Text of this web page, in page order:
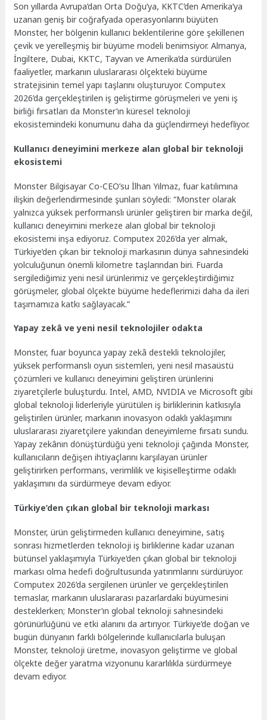
Son yıllarda Avrupa’dan Orta Doğu’ya, KKTC’den Amerika’ya
uzanan geniş bir coğrafyada operasyonlarını büyüten
Monster, her bölgenin kullanıcı beklentilerine göre şekillenen
çevik ve yerelleşmiş bir büyüme modeli benimsiyor. Almanya,
İngiltere, Dubai, KKTC, Tayvan ve Amerika’da sürdürülen
faaliyetler, markanın uluslararası ölçekteki büyüme
stratejisinin temel yapı taşlarını oluşturuyor. Computex
2026’da gerçekleştirilen iş geliştirme görüşmeleri ve yeni iş
birliği fırsatları da Monster’ın küresel teknoloji
ekosistemindeki konumunu daha da güçlendirmeyi hedefliyor.
Kullanıcı deneyimini merkeze alan global bir teknoloji
ekosistemi
Monster Bilgisayar Co-CEO’su İlhan Yılmaz, fuar katılımına
ilişkin değerlendirmesinde şunları söyledi: “Monster olarak
yalnızca yüksek performanslı ürünler geliştiren bir marka değil,
kullanıcı deneyimini merkeze alan global bir teknoloji
ekosistemi inşa ediyoruz. Computex 2026’da yer almak,
Türkiye’den çıkan bir teknoloji markasının dünya sahnesindeki
yolculuğunun önemli kilometre taşlarından biri. Fuarda
sergilediğimiz yeni nesil ürünlerimiz ve gerçekleştirdiğimiz
görüşmeler, global ölçekte büyüme hedeflerimizi daha da ileri
taşımamıza katkı sağlayacak.”
Yapay zekâ ve yeni nesil teknolojiler odakta
Monster, fuar boyunca yapay zekâ destekli teknolojiler,
yüksek performanslı oyun sistemleri, yeni nesil masaüstü
çözümleri ve kullanıcı deneyimini geliştiren ürünlerini
ziyaretçilerle buluşturdu. Intel, AMD, NVIDIA ve Microsoft gibi
global teknoloji liderleriyle yürütülen iş birliklerinin katkısıyla
geliştirilen ürünler, markanın inovasyon odaklı yaklaşımını
uluslararası ziyaretçilere yakından deneyimleme fırsatı sundu.
Yapay zekânın dönüştürdüğü yeni teknoloji çağında Monster,
kullanıcıların değişen ihtiyaçlarını karşılayan ürünler
geliştirirken performans, verimlilik ve kişiselleştirme odaklı
yaklaşımını da sürdürmeye devam ediyor.
Türkiye’den çıkan global bir teknoloji markası
Monster, ürün geliştirmeden kullanıcı deneyimine, satış
sonrası hizmetlerden teknoloji iş birliklerine kadar uzanan
bütünsel yaklaşımıyla Türkiye’den çıkan global bir teknoloji
markası olma hedefi doğrultusunda yatırımlarını sürdürüyor.
Computex 2026’da sergilenen ürünler ve gerçekleştirilen
temaslar, markanın uluslararası pazarlardaki büyümesini
desteklerken; Monster’ın global teknoloji sahnesindeki
görünürlüğünü ve etki alanını da artırıyor. Türkiye’de doğan ve
bugün dünyanın farklı bölgelerinde kullanıcılarla buluşan
Monster, teknoloji üretme, inovasyon geliştirme ve global
ölçekte değer yaratma vizyonunu kararlılıkla sürdürmeye
devam ediyor.